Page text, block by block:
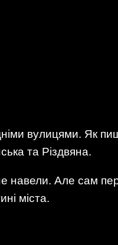
вулицями. Як
та Різдвяна.
навели. Але сам
міста.